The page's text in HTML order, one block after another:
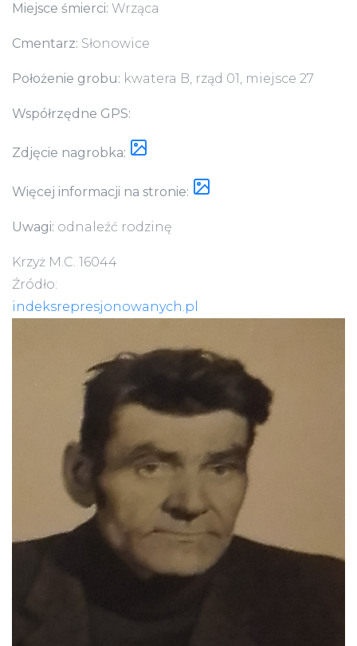
Miejsce śmierci: Wrząca
Cmentarz: Słonowice
Położenie grobu: kwatera B, rząd 01, miejsce 27
Współrzędne GPS:
Zdjęcie nagrobka:
Więcej informacji na stronie:
Uwagi: odnaleźć rodzinę
Krzyż M.C. 16044
Źródło:
indeksrepresjonowanych.pl